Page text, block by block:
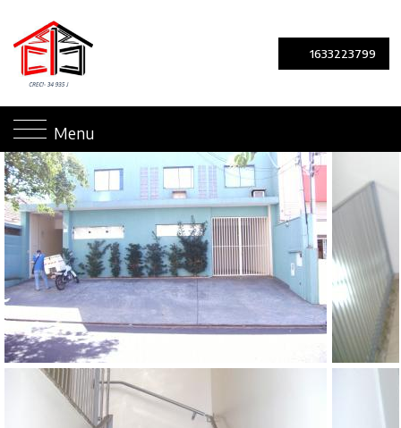
1633223799
Menu